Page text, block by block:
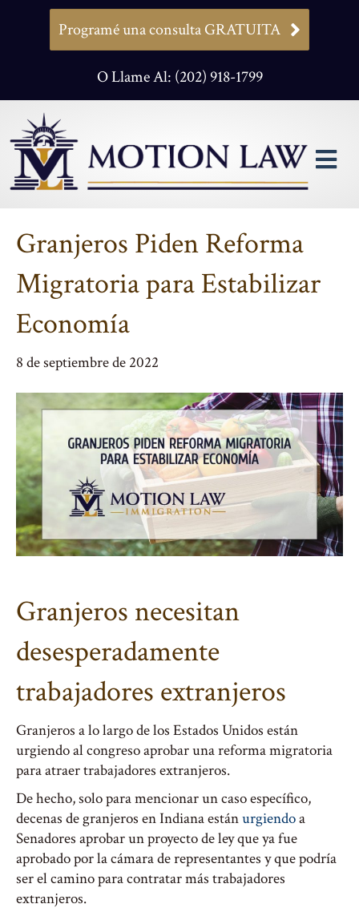
Programé una consulta GRATUITA
O Llame Al: (202) 918-1799
Granjeros Piden Reforma
Migratoria para Estabilizar
Economía
8 de septiembre de 2022
Granjeros necesitan
desesperadamente
trabajadores extranjeros
Granjeros a lo largo de los Estados Unidos están
urgiendo al congreso aprobar una reforma migratoria
para atraer trabajadores extranjeros.
De hecho, solo para mencionar un caso específico,
decenas de granjeros en Indiana estánurgiendoa
Senadores aprobar un proyecto de ley que ya fue
aprobado por la cámara de representantes y que podría
ser el camino para contratar más trabajadores
extranjeros.